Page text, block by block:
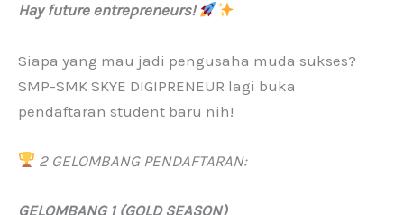
Hay future entrepreneurs!
Siapa yang mau jadi pengusaha muda sukses?
SMP-SMK SKYE DIGIPRENEUR lagi buka
pendaftaran student baru nih!
2 GELOMBANG PENDAFTARAN:
GELOMBANG 1 (GOLD SEASON)